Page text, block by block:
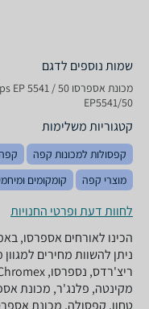
שמות נוספים לדגם
EP5541/50
קטגוריות משלימות
קפסולות למכונות קפה
מוצרי קפה
קומקומים
לחוות דעת ופרטי החנויות
הכינו לאורחים אספרסו,
ניתן להשוות מחירים
מקינטה, פלנג'ר, מכונת
טחון, קפסולה, מכונת